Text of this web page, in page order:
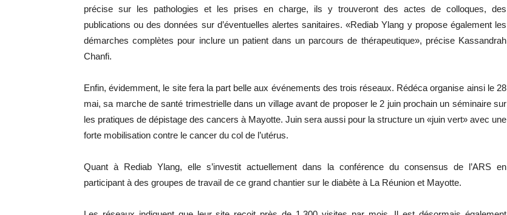
précise sur les pathologies et les prises en charge, ils y trouveront des actes de colloques, des
publications ou des données sur d’éventuelles alertes sanitaires. «Rediab Ylang y propose également les
démarches complètes pour inclure un patient dans un parcours de thérapeutique», précise Kassandrah
Chanfi.
Enfin, évidemment, le site fera la part belle aux événements des trois réseaux. Rédéca organise ainsi le 28
mai, sa marche de santé trimestrielle dans un village avant de proposer le 2 juin prochain un séminaire sur
les pratiques de dépistage des cancers à Mayotte. Juin sera aussi pour la structure un «juin vert» avec une
forte mobilisation contre le cancer du col de l’utérus.
Quant à Rediab Ylang, elle s’investit actuellement dans la conférence du consensus de l’ARS en
participant à des groupes de travail de ce grand chantier sur le diabète à La Réunion et Mayotte.